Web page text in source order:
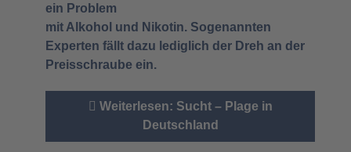
ein Problem
mit Alkohol und Nikotin. Sogenannten
Experten fällt dazu lediglich der Dreh an der
Preisschraube ein.
Weiterlesen: Sucht – Plage in
Deutschland